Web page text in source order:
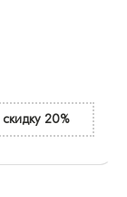
скидку 20%